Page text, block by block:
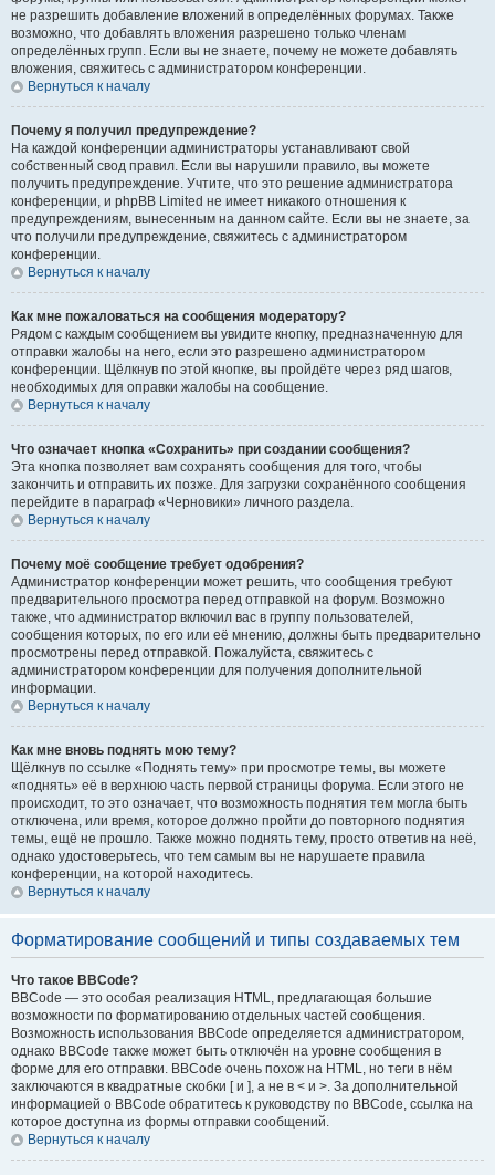
не разрешить добавление вложений в определённых форумах. Также
возможно, что добавлять вложения разрешено только членам
определённых групп. Если вы не знаете, почему не можете добавлять
вложения, свяжитесь с администратором конференции.
Вернуться к началу
Почему я получил предупреждение?
На каждой конференции администраторы устанавливают свой
собственный свод правил. Если вы нарушили правило, вы можете
получить предупреждение. Учтите, что это решение администратора
конференции, и phpBB Limited не имеет никакого отношения к
предупреждениям, вынесенным на данном сайте. Если вы не знаете, за
что получили предупреждение, свяжитесь с администратором
конференции.
Вернуться к началу
Как мне пожаловаться на сообщения модератору?
Рядом с каждым сообщением вы увидите кнопку, предназначенную для
отправки жалобы на него, если это разрешено администратором
конференции. Щёлкнув по этой кнопке, вы пройдёте через ряд шагов,
необходимых для оправки жалобы на сообщение.
Вернуться к началу
Что означает кнопка «Сохранить» при создании сообщения?
Эта кнопка позволяет вам сохранять сообщения для того, чтобы
закончить и отправить их позже. Для загрузки сохранённого сообщения
перейдите в параграф «Черновики» личного раздела.
Вернуться к началу
Почему моё сообщение требует одобрения?
Администратор конференции может решить, что сообщения требуют
предварительного просмотра перед отправкой на форум. Возможно
также, что администратор включил вас в группу пользователей,
сообщения которых, по его или её мнению, должны быть предварительно
просмотрены перед отправкой. Пожалуйста, свяжитесь с
администратором конференции для получения дополнительной
информации.
Вернуться к началу
Как мне вновь поднять мою тему?
Щёлкнув по ссылке «Поднять тему» при просмотре темы, вы можете
«поднять» её в верхнюю часть первой страницы форума. Если этого не
происходит, то это означает, что возможность поднятия тем могла быть
отключена, или время, которое должно пройти до повторного поднятия
темы, ещё не прошло. Также можно поднять тему, просто ответив на неё,
однако удостоверьтесь, что тем самым вы не нарушаете правила
конференции, на которой находитесь.
Вернуться к началу
Форматирование сообщений и типы создаваемых тем
Что такое BBCode?
BBCode — это особая реализация HTML, предлагающая большие
возможности по форматированию отдельных частей сообщения.
Возможность использования BBCode определяется администратором,
однако BBCode также может быть отключён на уровне сообщения в
форме для его отправки. BBCode очень похож на HTML, но теги в нём
заключаются в квадратные скобки [ и ], а не в < и >. За дополнительной
информацией о BBCode обратитесь к руководству по BBCode, ссылка на
которое доступна из формы отправки сообщений.
Вернуться к началу